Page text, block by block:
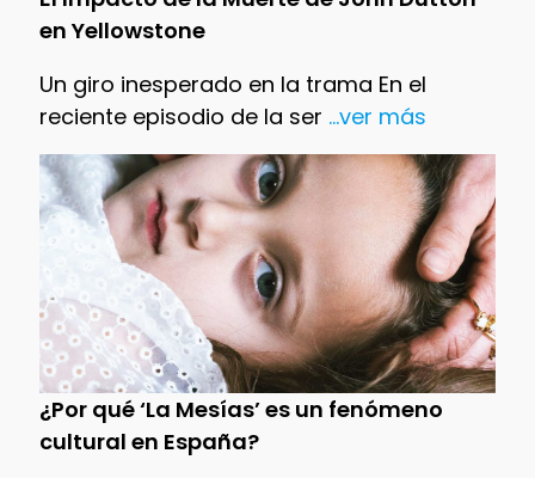
en Yellowstone
Un giro inesperado en la trama En el
reciente episodio de la ser ...ver más
¿Por qué ‘La Mesías’ es un fenómeno
cultural en España?